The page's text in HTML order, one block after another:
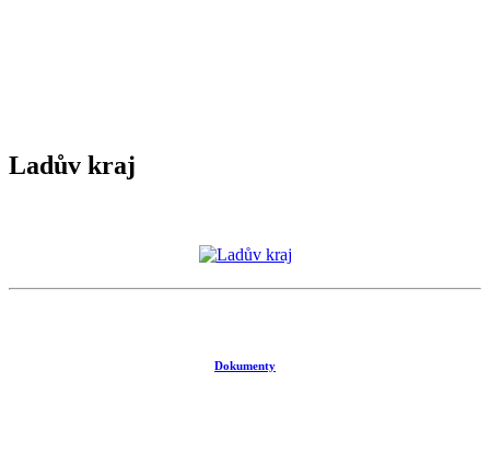
Ladův kraj
Dokumenty